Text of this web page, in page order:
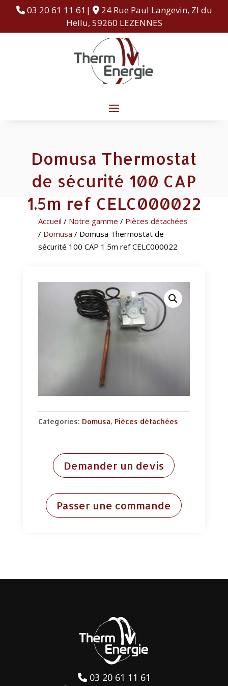
03 20 61 11 61|
24 Rue Paul Langevin, ZI du
Hellu, 59260 LEZENNES
Domusa Thermostat
de sécurité 100 CAP
1.5m ref CELC000022
Accueil / Notre gamme / Pièces détachées
/ Domusa / Domusa Thermostat de
sécurité 100 CAP 1.5m ref CELC000022
Categories: Domusa, Pièces détachées
Demander un devis
Passer une commande
03 20 61 11 61